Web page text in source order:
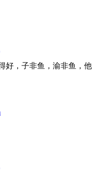
好，子非鱼，渝非鱼，他